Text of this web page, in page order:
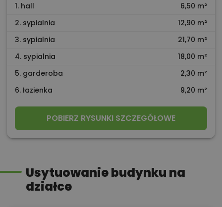
1. hall
6,50 m²
2. sypialnia
12,90 m²
3. sypialnia
21,70 m²
4. sypialnia
18,00 m²
5. garderoba
2,30 m²
6. łazienka
9,20 m²
POBIERZ RYSUNKI SZCZEGÓŁOWE
Usytuowanie budynku na
działce